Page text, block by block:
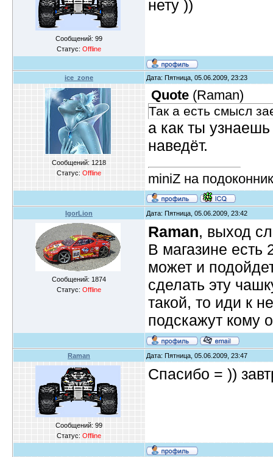
Сообщений: 99
Статус: Offline
нету ))
ice_zone Дата: Пятница, 05.06.2009, 23:23
Сообщений: 1218
Статус: Offline
Quote (Raman)
Так а есть смысл
а как ты
наведёт.
miniZ на
IgorLion Дата: Пятница, 05.06.2009, 23:42
Сообщений: 1874
Статус: Offline
Raman, выход
В магазине есть
может и
сделать эту
такой, то иди к
подскажут кому
Raman Дата: Пятница, 05.06.2009, 23:47
Сообщений: 99
Статус: Offline
Спасибо = ))